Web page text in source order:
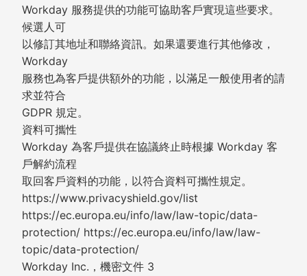
Workday 服務提供的功能可協助客戶實現這些要求。
候選人可
以修訂其地址和聯絡資訊。如果還要進行其他修改，
Workday
服務也為客戶提供額外的功能，以滿足一般使用者的請
求並符合
GDPR 規定。
資料可攜性
Workday 為客戶提供在協議終止時根據 Workday 客
戶解約流程
取回客戶資料的功能，以符合資料可攜性規定。
https://www.privacyshield.gov/list
https://ec.europa.eu/info/law/law-topic/data-
protection/ https://ec.europa.eu/info/law/law-
topic/data-protection/
Workday Inc.，機密文件 3